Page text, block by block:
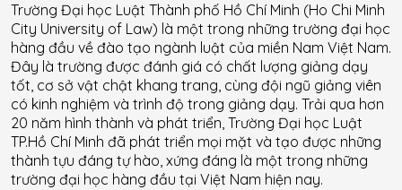
Trường Đại học Luật Thành phố Hồ Chí Minh (Ho Chi Minh
City University of Law) là một trong những trường đại học
hàng đầu về đào tạo ngành luật của miền Nam Việt Nam.
Đây là trường được đánh giá có chất lượng giảng dạy
tốt, cơ sở vật chật khang trang, cùng đội ngũ giảng viên
có kinh nghiệm và trình độ trong giảng dạy. Trải qua hơn
20 năm hình thành và phát triển, Trường Đại học Luật
TP.Hồ Chí Minh đã phát triển mọi mặt và tạo được những
thành tựu đáng tự hào, xứng đáng là một trong những
trường đại học hàng đầu tại Việt Nam hiện nay.